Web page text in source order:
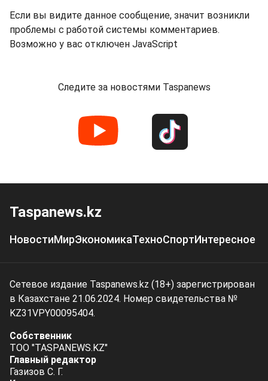
Если вы видите данное сообщение, значит возникли
проблемы с работой системы комментариев.
Возможно у вас отключен JavaScript
Следите за новостями Taspanews
Taspanews.kz
НовостиМирЭкономикаТехноСпортИнтересное
Сетевое издание Taspanews.kz (18+) зарегистрирован
в Казахстане 21.06.2024. Номер свидетельства №
KZ31VPY00095404.
Собственник
ТОО "TASPANEWS.KZ"
Главный редактор
Газизов С. Г.